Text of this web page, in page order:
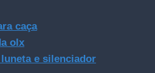
caça
olx
e silenciador